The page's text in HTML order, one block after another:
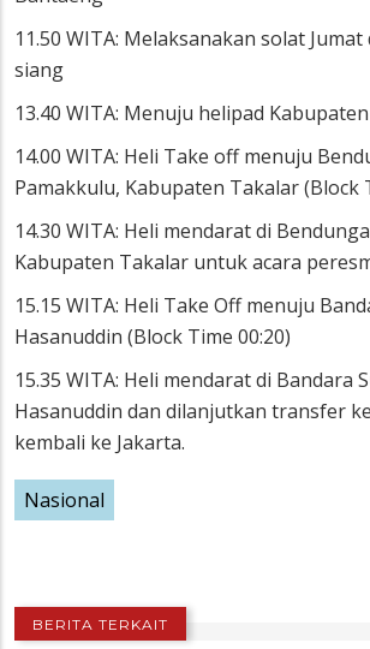
11.50 WITA: Melaksanakan solat
siang
13.40 WITA: Menuju helipad
14.00 WITA: Heli Take off menuju
Pamakkulu, Kabupaten Takalar (Block
14.30 WITA: Heli mendarat di
Kabupaten Takalar untuk acara
15.15 WITA: Heli Take Off menuju
Hasanuddin (Block Time 00:20)
15.35 WITA: Heli mendarat di Bandara
Hasanuddin dan dilanjutkan transfer
kembali ke Jakarta.
Nasional
BERITA TERKAIT